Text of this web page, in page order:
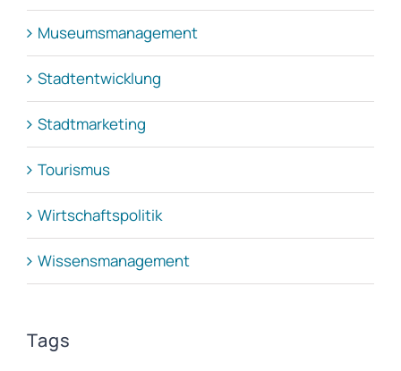
Museumsmanagement
Stadtentwicklung
Stadtmarketing
Tourismus
Wirtschaftspolitik
Wissensmanagement
Tags